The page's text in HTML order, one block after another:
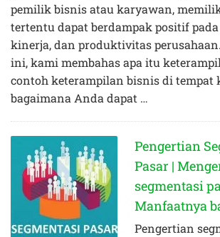
pemilik bisnis atau karyawan,
tertentu dapat berdampak positif
kinerja, dan produktivitas
ini, kami membahas apa itu
contoh keterampilan bisnis di tempat
bagaimana Anda dapat …
Pengertian
Pasar |
segmentasi
Manfaatnya
Pengertian